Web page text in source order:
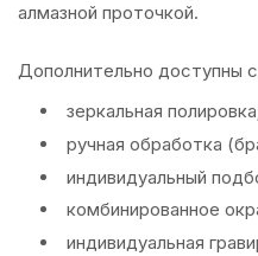
алмазной проточкой.
Дополнительно доступны
зеркальная
ручная обработка
индивидуальный
комбинированное
индивидуальная